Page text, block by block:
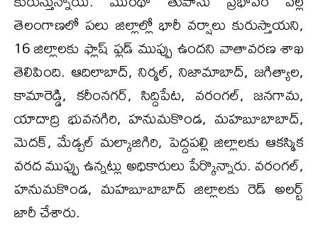
తెలంగాణలో పలు జిల్లాల్లో భారీ వర్షాలు కురుస్తాయని,
16 జిల్లాలకు ఫ్లాష్ ఫ్లడ్ ముప్పు ఉందని వాతావరణ శాఖ
తెలిపింది. ఆదిలాబాద్, నిర్మల్, నిజామాబాద్, జగిత్యాల,
కామారెడ్డి, కరీంనగర్, సిద్దిపేట, వరంగల్, జనగామ,
యాదాద్రి భువనగిరి, హనుమకొండ, మహబూబాబాద్,
మెదక్, మేడ్చల్ మల్కాజిగిరి, పెద్దపల్లి జిల్లాలకు ఆకస్మిక
వరద ముప్పు ఉన్నట్లు అధికారులు పేర్కొన్నారు. వరంగల్,
హనుమకొండ, మహబూబాబాద్ జిల్లాలకు రెడ్ అలర్ట్
జారీ చేశారు.